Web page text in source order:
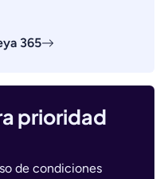
365
prioridad
de condiciones